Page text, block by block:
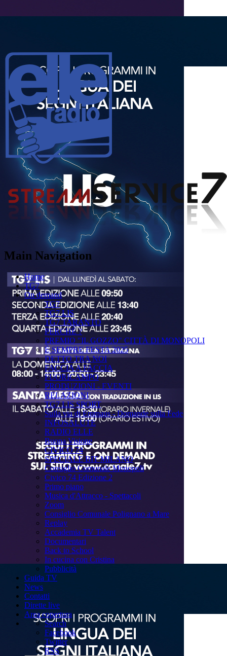
Main Navigation
Home
TG7
On demand
TG7
TG7 LIS
TG7 TARANTO
PERCHÉ ?
PREMIO "IL GOZZO" CITTÀ DI MONOPOLI
È SEMPRE FESTA 2025
DETTO TRA NOI
FACCIA A FACCIA
FUORICAMPO
PRODUZIONI - EVENTI
RELAZIONI
TG7 LIS SPORT
Sulla via di Emmaus - Domande sulla Fede
INFOSALUTE
RADIO ELLE
Buona Visione
CIVICO 74
SPECIALE BIT MILANO
Consiglio Comunale Monopoli
Civico 74 Edizione 2
Primo piano
Musica d'Attracco - Spettacoli
Zoom
Consiglio Comunale Polignano a Mare
Replay
Accademia TV Talent
Documentari
Back to School
In cucina con Cristina
Pubblicità
Guida TV
News
Contatti
Dirette live
Area copertura
Search
Facebook
Twitter
RSS